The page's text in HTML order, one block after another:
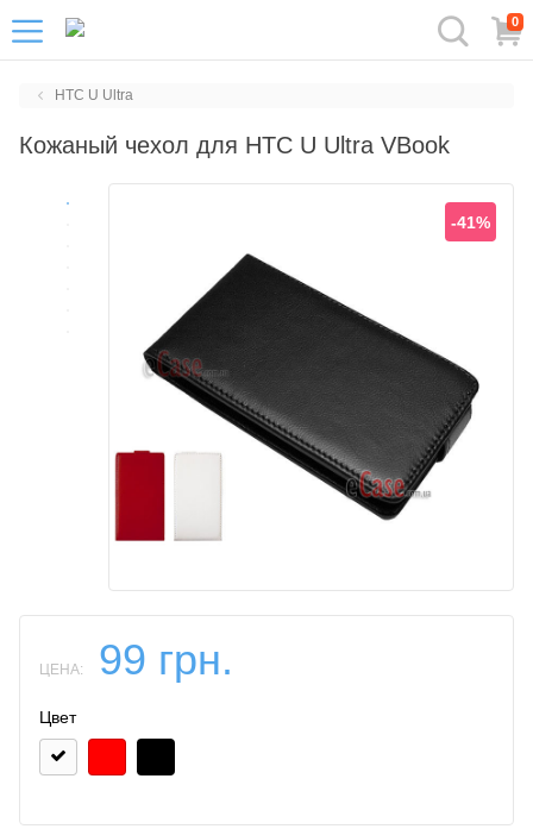
0
HTC U Ultra
Кожаный чехол для HTC U Ultra VBook
-41%
ЦЕНА: 99 грн.
Цвет